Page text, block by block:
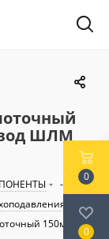
ШЛМ
-
-
150мкГн/8А
0
0